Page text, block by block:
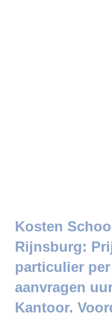
Kosten
Rijnsburg:
particulier
aanvragen
Kantoor.